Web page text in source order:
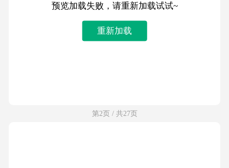
预览加载失败，请重新加载试试~
重新加载
第2页 / 共27页